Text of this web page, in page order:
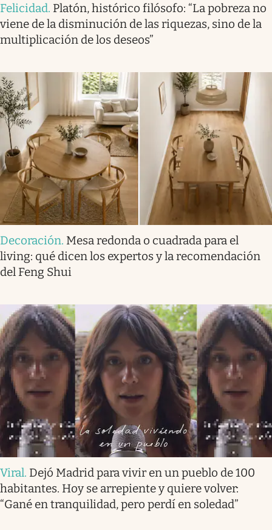
Felicidad. Platón, histórico filósofo: “La pobreza no
viene de la disminución de las riquezas, sino de la
multiplicación de los deseos”
Decoración. Mesa redonda o cuadrada para el
living: qué dicen los expertos y la recomendación
del Feng Shui
Viral. Dejó Madrid para vivir en un pueblo de 100
habitantes. Hoy se arrepiente y quiere volver:
“Gané en tranquilidad, pero perdí en soledad”